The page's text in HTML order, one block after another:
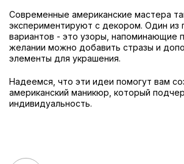
Современные американские мастера
экспериментируют с декором. Один из
вариантов - это узоры, напоминающие
желании можно добавить стразы и
элементы для украшения.
Надеемся, что эти идеи помогут вам
американский маникюр, который
индивидуальность.